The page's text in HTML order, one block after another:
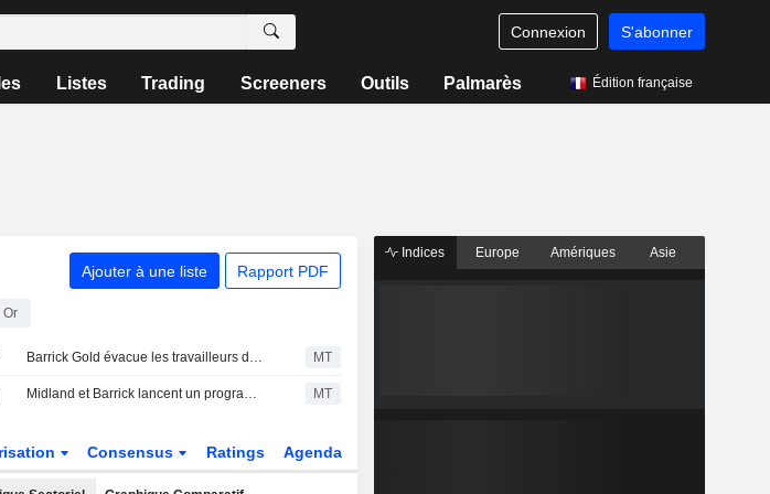
Connexion S'abonner
Listes Trading Screeners Outils Palmarès Édition française
Ajouter à une liste Rapport PDF
Or
Barrick Gold évacue les travailleurs du camp de Barriales au Chili après de violentes tempêtes MT
Midland et Barrick lancent un programme d'exploration sur le projet aurifère Lewis MT
Consensus Ratings Agenda
Indices Europe Amériques Asie